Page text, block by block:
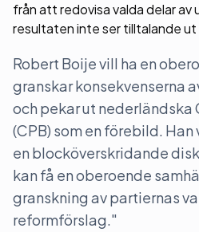
från att redovisa valda delar av
resultaten inte ser tilltalande ut
Robert Boije vill ha en
granskar konsekvenserna
och pekar ut nederländska
(CPB) som en förebild.
en blocköverskridande
kan få en oberoende
granskning av partiernas
reformförslag."